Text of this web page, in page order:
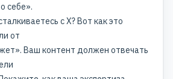
себе».
с Х? Вот как это
от
Ваш контент должен отвечать